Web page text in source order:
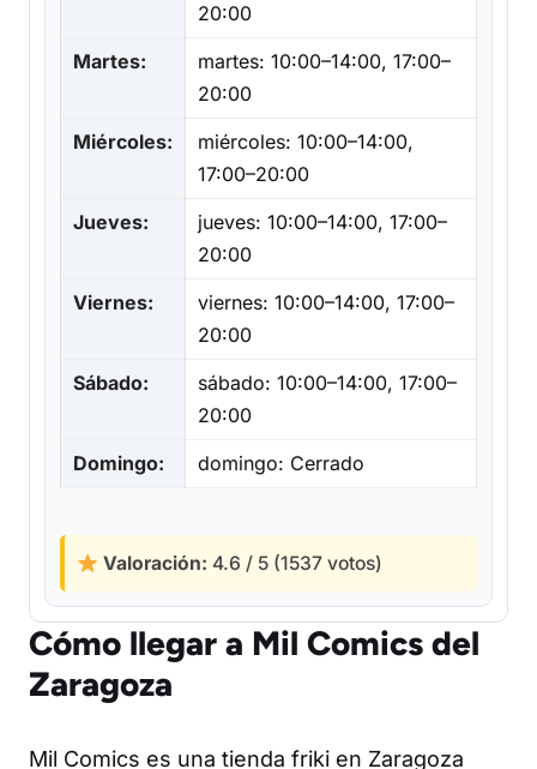
20:00
Martes:
martes: 10:00–14:00, 17:00–
20:00
Miércoles:
miércoles: 10:00–14:00,
17:00–20:00
Jueves:
jueves: 10:00–14:00, 17:00–
20:00
Viernes:
viernes: 10:00–14:00, 17:00–
20:00
Sábado:
sábado: 10:00–14:00, 17:00–
20:00
Domingo:
domingo: Cerrado
Valoración: 4.6 / 5 (1537 votos)
Cómo llegar a Mil Comics del
Zaragoza
Mil Comics es una tienda friki en Zaragoza